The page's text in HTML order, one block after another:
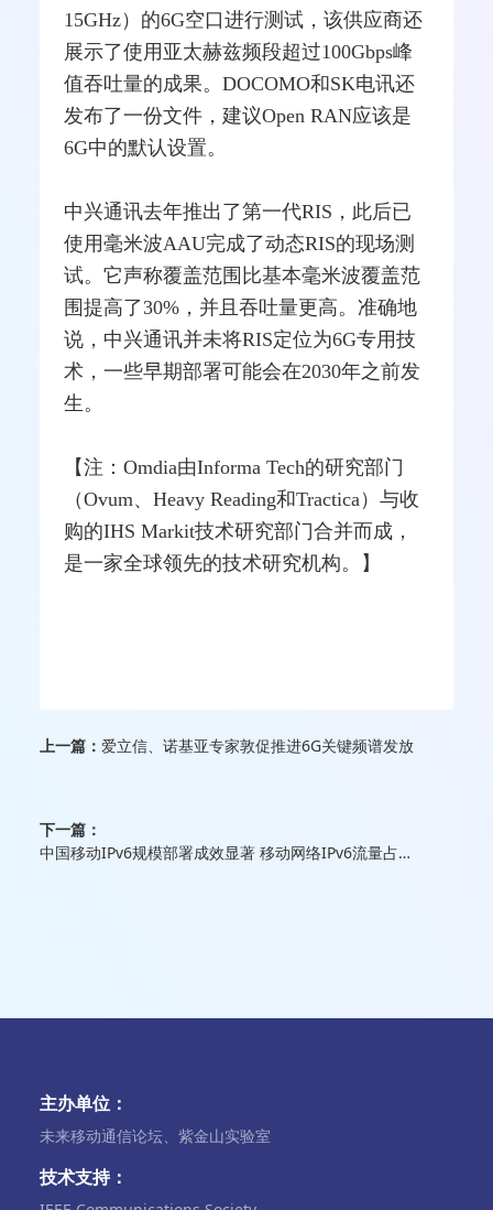
15GHz）的6G空口进行测试，该供应商还
展示了使用亚太赫兹频段超过100Gbps峰
值吞吐量的成果。DOCOMO和SK电讯还
发布了一份文件，建议Open RAN应该是
6G中的默认设置。
中兴通讯去年推出了第一代RIS，此后已
使用毫米波AAU完成了动态RIS的现场测
试。它声称覆盖范围比基本毫米波覆盖范
围提高了30%，并且吞吐量更高。准确地
说，中兴通讯并未将RIS定位为6G专用技
术，一些早期部署可能会在2030年之前发
生。
【注：Omdia由Informa Tech的研究部门
（Ovum、Heavy Reading和Tractica）与收
购的IHS Markit技术研究部门合并而成，
是一家全球领先的技术研究机构。】
上一篇： 爱立信、诺基亚专家敦促推进6G关键频谱发放
下一篇：
中国移动IPv6规模部署成效显著 移动网络IPv6流量占比达51%
主办单位：
未来移动通信论坛、紫金山实验室
技术支持：